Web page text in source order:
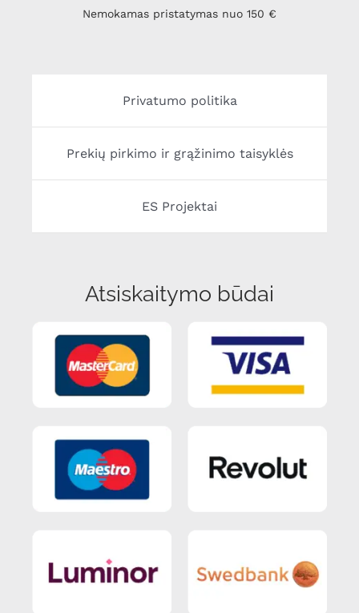
Nemokamas pristatymas nuo 150 €
Privatumo politika
Prekių pirkimo ir grąžinimo taisyklės
ES Projektai
Atsiskaitymo būdai